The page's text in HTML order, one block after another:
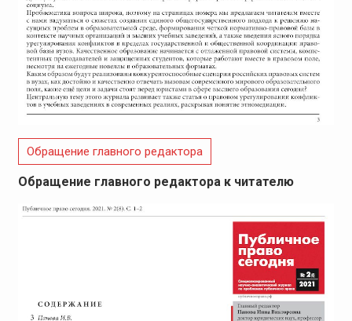
Обращение главного редактора
Обращение главного редактора к читателю